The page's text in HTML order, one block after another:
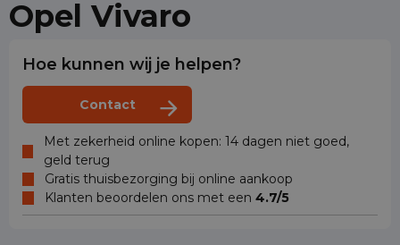
Opel Vivaro
Hoe kunnen wij je helpen?
Contact
Met zekerheid online kopen: 14 dagen niet goed,
geld terug
Gratis thuisbezorging bij online aankoop
Klanten beoordelen ons met een 4.7/5